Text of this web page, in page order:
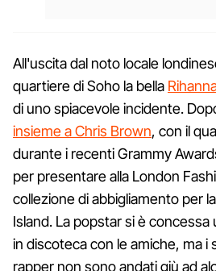
All'uscita dal noto locale
quartiere di Soho la bella
di uno spiacevole incidente.
insieme a Chris Brown, con il
durante i recenti Grammy
per presentare alla London
collezione di abbigliamento per
Island. La popstar si è
in discoteca con le amiche, ma i
rapper non sono andati giù ad